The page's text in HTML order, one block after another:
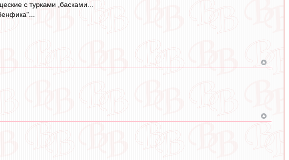
с турками ,басками...